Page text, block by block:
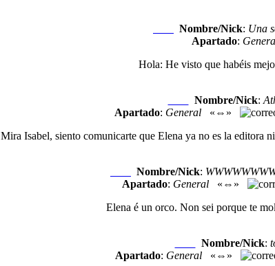
Nombre/Nick: Una
Apartado:
Hola: He visto que habéis
Nombre/Nick:
Apartado: General «⇔»
Mira Isabel, siento comunicarte que Elena ya no es la editora
Nombre/Nick:
Apartado: General «⇔»
Elena é un orco. Non sei porque te
Nombre/Nick:
Apartado: General «⇔»